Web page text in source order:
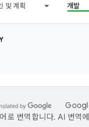
및 계획 개발
로 번역합니다. AI 번역